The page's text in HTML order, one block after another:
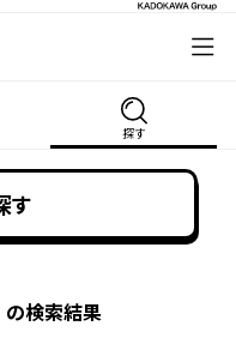
探す
す
の検索結果